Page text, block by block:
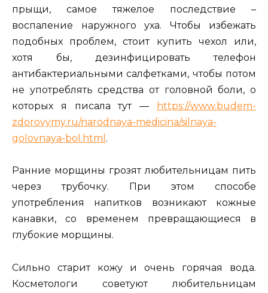
прыщи, самое тяжелое последствие –
воспаление наружного уха. Чтобы избежать
подобных проблем, стоит купить чехол или,
хотя бы, дезинфицировать телефон
антибактериальными салфетками, чтобы потом
не употреблять средства от головной боли, о
которых я писала тут —
https://www.budem-
zdorovymy.ru/narodnaya-medicina/silnaya-
golovnaya-bol.html .
Ранние морщины грозят любительницам пить
через трубочку. При этом способе
употребления напитков возникают кожные
канавки, со временем превращающиеся в
глубокие морщины.
Сильно старит кожу и очень горячая вода.
Косметологи советуют любительницам